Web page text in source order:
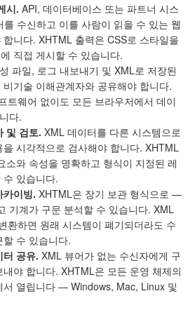
시. API, 데이터베이스 또는 파트너 시스
수신하고 이를 사람이 읽을 수 있는 웹
니다. XHTML 출력은 CSS로 스타일을
직접 게시할 수 있습니다.
파일, 로그 내보내기 및 XML로 저장된
기술 이해관계자와 공유해야 합니다.
트웨어 없이도 모든 브라우저에서 데이
다.
및 검토. XML 데이터를 다른 시스템으로
시각적으로 검사해야 합니다. XHTML
소와 속성을 명확하고 형식이 지정된 레
있습니다.
카이빙. XHTML은 장기 보관 형식으로 —
기계가 구문 분석할 수 있습니다. XML
환하면 원래 시스템이 폐기되더라도 수
수 있습니다.
터 공유. XML 뷰어가 없는 수신자에게 구
야 합니다. XHTML은 모든 운영 체제의
서 열립니다 — Windows, Mac, Linux 및